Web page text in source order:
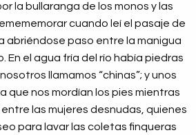
la bullaranga de los monos y las
cuando leí el pasaje de
abriéndose paso entre la manigua
En el agua fría del río había piedras
llamamos “chinas”; y unos
que nos mordían los pies mientras
las mujeres desnudas, quienes
para lavar las coletas finqueras